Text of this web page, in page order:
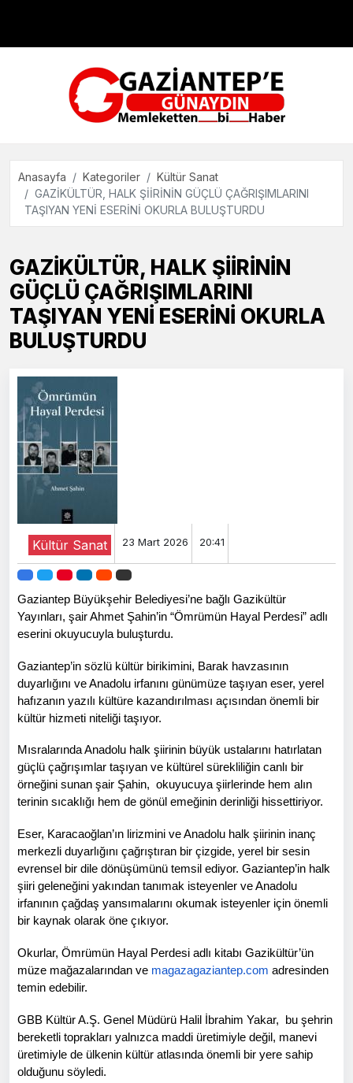
Teknoloji
Anasayfa Kategoriler
Kültür Sanat
GAZİKÜLTÜR, HALK ŞİİRİNİN GÜÇLÜ ÇAĞRIŞIMLARINI
TAŞIYAN YENİ ESERİNİ OKURLA BULUŞTURDU
GAZİKÜLTÜR, HALK ŞİİRİNİN
GÜÇLÜ ÇAĞRIŞIMLARINI
TAŞIYAN YENİ ESERİNİ OKURLA
BULUŞTURDU
Kültür Sanat 23 Mart 2026 20:41
Gaziantep Büyükşehir Belediyesi’ne bağlı Gazikültür
Yayınları, şair Ahmet Şahin’in “Ömrümün Hayal Perdesi” adlı
eserini okuyucuyla buluşturdu.
Gaziantep’in sözlü kültür birikimini, Barak havzasının
duyarlığını ve Anadolu irfanını günümüze taşıyan eser, yerel
hafızanın yazılı kültüre kazandırılması açısından önemli bir
kültür hizmeti niteliği taşıyor.
Mısralarında Anadolu halk şiirinin büyük ustalarını hatırlatan
güçlü çağrışımlar taşıyan ve kültürel sürekliliğin canlı bir
örneğini sunan şair Şahin, okuyucuya şiirlerinde hem alın
terinin sıcaklığı hem de gönül emeğinin derinliği hissettiriyor.
Eser, Karacaoğlan’ın lirizmini ve Anadolu halk şiirinin inanç
merkezli duyarlığını çağrıştıran bir çizgide, yerel bir sesin
evrensel bir dile dönüşümünü temsil ediyor. Gaziantep’in halk
şiiri geleneğini yakından tanımak isteyenler ve Anadolu
irfanının çağdaş yansımalarını okumak isteyenler için önemli
bir kaynak olarak öne çıkıyor.
Okurlar, Ömrümün Hayal Perdesi adlı kitabı Gazikültür’ün
müze mağazalarından ve magazagaziantep.com adresinden
temin edebilir.
GBB Kültür A.Ş. Genel Müdürü Halil İbrahim Yakar, bu şehrin
bereketli toprakları yalnızca maddi üretimiyle değil, manevi
üretimiyle de ülkenin kültür atlasında önemli bir yere sahip
olduğunu söyledi.